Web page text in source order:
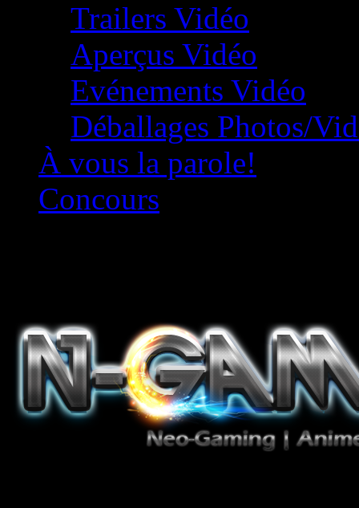
Trailers Vidéo
Aperçus Vidéo
Evénements Vidéo
Déballages Photos/
À vous la parole!
Concours